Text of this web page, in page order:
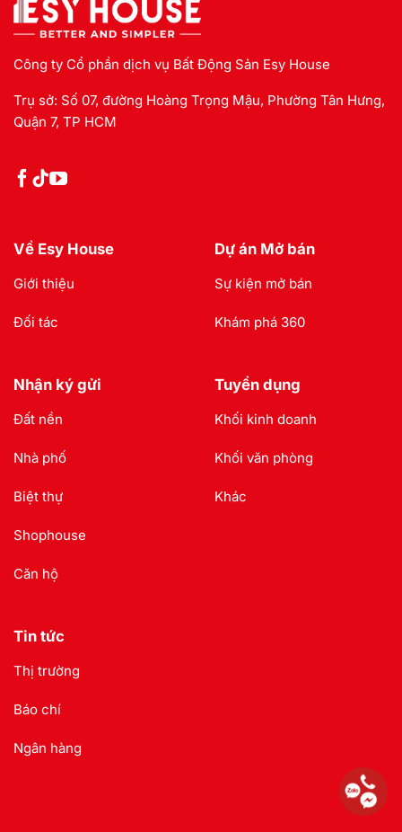
Công ty Cổ phần dịch vụ Bất Động Sản Esy House
Trụ sở: Số 07, đường Hoàng Trọng Mậu, Phường Tân Hưng,
Quận 7, TP HCM
Về Esy House
Giới thiệu
Đối tác
Dự án Mở bán
Sự kiện mở bán
Khám phá 360
Nhận ký gửi
Đất nền
Nhà phố
Biệt thự
Shophouse
Căn hộ
Tuyển dụng
Khối kinh doanh
Khối văn phòng
Khác
Tin tức
Thị trường
Báo chí
Ngân hàng